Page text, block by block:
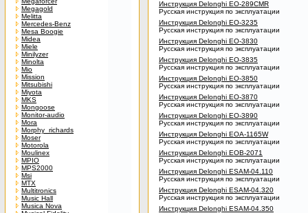
Megagold
Melitta
Mercedes-Benz
Mesa Boogie
Midea
Miele
Minilyzer
Minolta
Mio
Mission
Mitsubishi
Miyota
MKS
Mongoose
Monitor-audio
Mora
Morphy_richards
Moser
Motorola
Moulinex
MPIO
MPS2000
Msi
MTX
Multitronics
Music Hall
Musica Nova
Инструкция Delonghi EO-289CMR
Русская инструкция по эксплуатации
Инструкция Delonghi EO-3235
Русская инструкция по эксплуатации
Инструкция Delonghi EO-3830
Русская инструкция по эксплуатации
Инструкция Delonghi EO-3835
Русская инструкция по эксплуатации
Инструкция Delonghi EO-3850
Русская инструкция по эксплуатации
Инструкция Delonghi EO-3870
Русская инструкция по эксплуатации
Инструкция Delonghi EO-3890
Русская инструкция по эксплуатации
Инструкция Delonghi EOA-1165W
Русская инструкция по эксплуатации
Инструкция Delonghi EOB-2071
Русская инструкция по эксплуатации
Инструкция Delonghi ESAM-04.110
Русская инструкция по эксплуатации
Инструкция Delonghi ESAM-04.320
Русская инструкция по эксплуатации
Инструкция Delonghi ESAM-04.350